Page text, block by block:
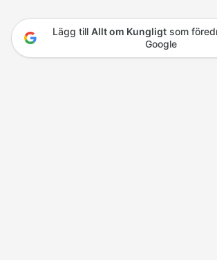
Lägg till Allt om Kungligtsom
Google